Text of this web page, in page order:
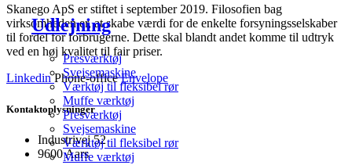
Udlejning
Presværktøj
Svejsemaskine
Værktøj til fleksibel rør
Muffe værktøj
Presværktøj
Svejsemaskine
Værktøj til fleksibel rør
Muffe værktøj
Skanego ApS er stiftet i september 2019. Filosofien bag
virksomheden er, at skabe værdi for de enkelte forsyningsselskaber
til fordel for forbrugerne. Dette skal blandt andet komme til udtryk
ved en høj kvalitet til fair priser.
Linkedin Phone-office Envelope
Kontaktoplysninger
Industrivej 52
9600 Aars